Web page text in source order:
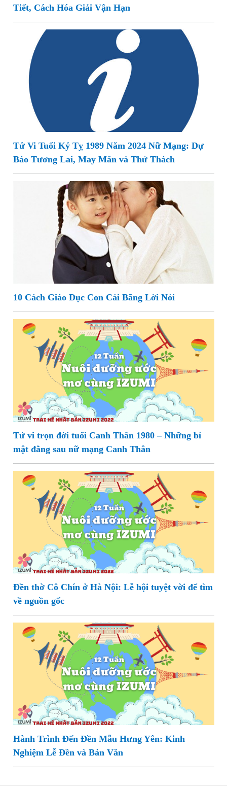
Tiết, Cách Hóa Giải Vận Hạn
Tử Vi Tuổi Kỷ Tỵ 1989 Năm 2024 Nữ Mạng: Dự
Báo Tương Lai, May Mắn và Thử Thách
10 Cách Giáo Dục Con Cái Bằng Lời Nói
Tử vi trọn đời tuổi Canh Thân 1980 – Những bí
mật đằng sau nữ mạng Canh Thân
Đền thờ Cô Chín ở Hà Nội: Lễ hội tuyệt vời để tìm
về nguồn gốc
Hành Trình Đến Đền Mẫu Hưng Yên: Kinh
Nghiệm Lễ Đền và Bản Văn